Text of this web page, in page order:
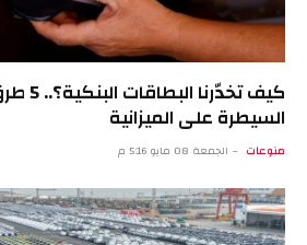
كيف
السيطرة على الميزانية
منوعات الجمعة 08 مايو 5:16 م